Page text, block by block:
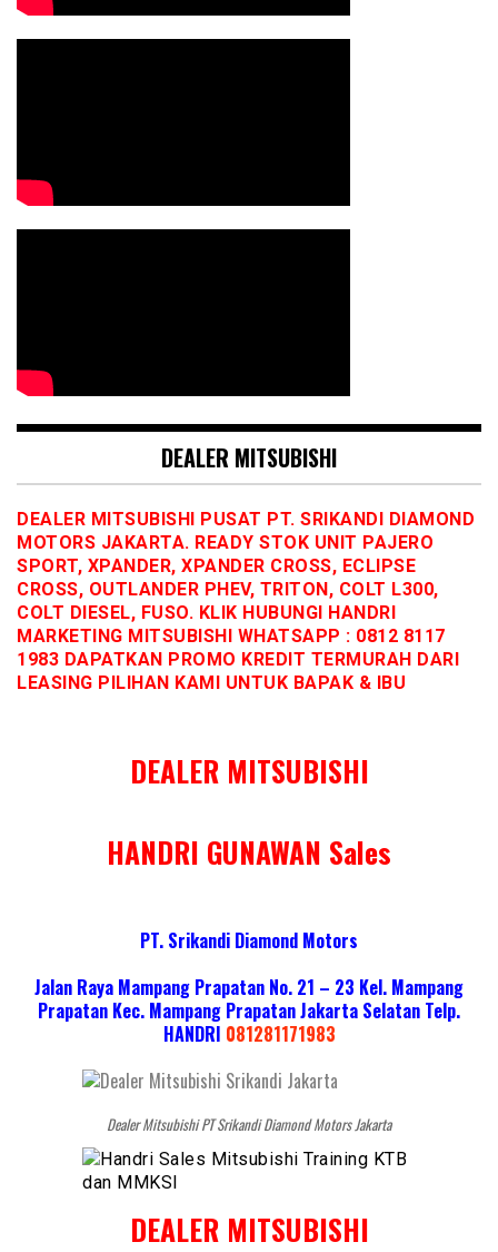
DEALER MITSUBISHI
DEALER MITSUBISHI PUSAT PT. SRIKANDI DIAMOND
MOTORS JAKARTA. READY STOK UNIT PAJERO
SPORT, XPANDER, XPANDER CROSS, ECLIPSE
CROSS, OUTLANDER PHEV, TRITON, COLT L300,
COLT DIESEL, FUSO. KLIK HUBUNGI HANDRI
MARKETING MITSUBISHI WHATSAPP : 0812 8117
1983 DAPATKAN PROMO KREDIT TERMURAH DARI
LEASING PILIHAN KAMI UNTUK BAPAK & IBU
DEALER MITSUBISHI
HANDRI GUNAWAN Sales
PT. Srikandi Diamond Motors
Jalan Raya Mampang Prapatan No. 21 – 23 Kel. Mampang
Prapatan Kec. Mampang Prapatan Jakarta Selatan Telp.
HANDRI 081281171983
Dealer Mitsubishi PT Srikandi Diamond Motors Jakarta
DEALER MITSUBISHI